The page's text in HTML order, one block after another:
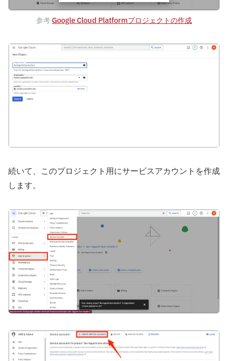
参考Google Cloud Platformプロジェクトの作成
続いて、このプロジェクト用にサービスアカウントを作成
します。